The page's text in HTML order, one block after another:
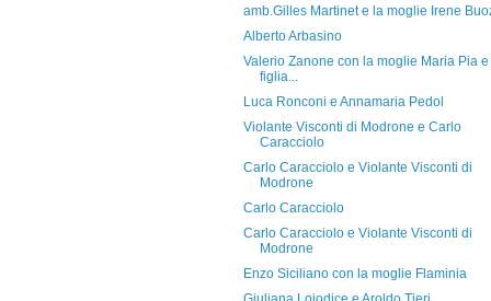
amb.Gilles Martinet e la moglie Irene
Alberto Arbasino
Valerio Zanone con la moglie Maria Pia
figlia...
Luca Ronconi e Annamaria Pedol
Violante Visconti di Modrone e Carlo
Caracciolo
Carlo Caracciolo e Violante Visconti di
Modrone
Carlo Caracciolo
Carlo Caracciolo e Violante Visconti di
Modrone
Enzo Siciliano con la moglie Flaminia